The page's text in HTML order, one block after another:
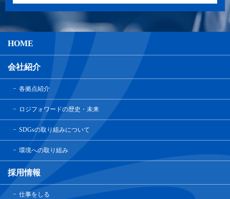
HOME
会社紹介
各拠点紹介
ロジフォワードの歴史・未来
SDGsの取り組みについて
環境への取り組み
採用情報
仕事をしる